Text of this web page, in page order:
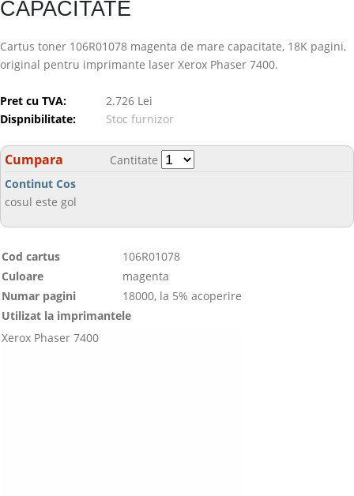
CAPACITATE
Cartus toner 106R01078 magenta de mare capacitate, 18K pagini,
original pentru imprimante laser Xerox Phaser 7400.
Pret cu TVA:
2.726 Lei
Dispnibilitate:
Stoc furnizor
Cumpara
Cantitate
Continut Cos
cosul este gol
Cod cartus
106R01078
Culoare
magenta
Numar pagini
18000, la 5% acoperire
Utilizat la imprimantele
Xerox Phaser 7400